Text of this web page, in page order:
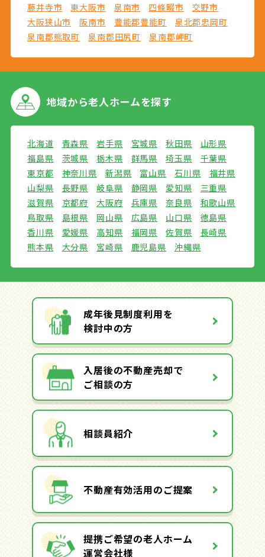
藤井寺市
東大阪市 泉南市 四條畷市
交野市
大阪狭山市
阪南市 豊能郡豊能町
泉北郡忠岡町
泉南郡熊取町
泉南郡田尻町 泉南郡岬町
地域から老人ホームを探す
北海道 青森県 岩手県 宮城県 秋田県
山形県
福島県
茨城県 栃木県 群馬県 埼玉県
千葉県
東京都
神奈川県 新潟県 富山県 石川県
福井県
山梨県
長野県 岐阜県 静岡県 愛知県
三重県
滋賀県
京都府 大阪府 兵庫県 奈良県
和歌山県
鳥取県
島根県 岡山県 広島県 山口県
徳島県
香川県
愛媛県 高知県 福岡県 佐賀県
長崎県
熊本県
大分県 宮崎県 鹿児島県 沖縄県
成年後見制度利用を
検討中の方
入居後の不動産売却で
ご相談の方
相談員紹介
不動産有効活用のご提案
提携ご希望の老人ホーム
運営会社様